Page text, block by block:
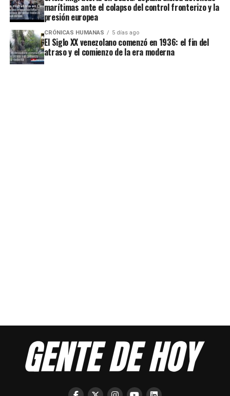
marítimas ante el colapso del control fronterizo y la
presión europea
CRÓNICAS HUMANAS 5 días ago
El Siglo XX venezolano comenzó en 1936: el fin del
atraso y el comienzo de la era moderna